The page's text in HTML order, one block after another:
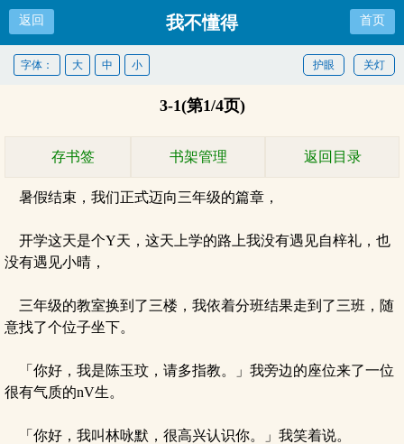
返回 我不懂得 首页
关灯
护眼
字体： 大 中 小
3-1(第1/4页)
存书签 书架管理 返回目录
暑假结束，我们正式迈向三年级的篇章，
开学这天是个Y天，这天上学的路上我没有遇见自梓礼，也
没有遇见小晴，
三年级的教室换到了三楼，我依着分班结果走到了三班，随
意找了个位子坐下。
「你好，我是陈玉玟，请多指教。」我旁边的座位来了一位
很有气质的nV生。
「你好，我叫林咏默，很高兴认识你。」我笑着说。